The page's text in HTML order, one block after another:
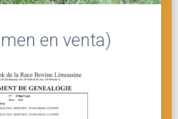
en venta)